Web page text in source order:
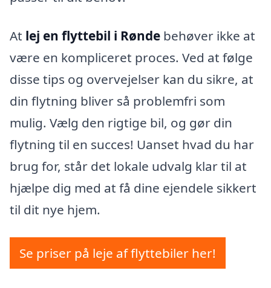
At lej en flyttebil i Rønde behøver ikke at
være en kompliceret proces. Ved at følge
disse tips og overvejelser kan du sikre, at
din flytning bliver så problemfri som
mulig. Vælg den rigtige bil, og gør din
flytning til en succes! Uanset hvad du har
brug for, står det lokale udvalg klar til at
hjælpe dig med at få dine ejendele sikkert
til dit nye hjem.
Se priser på leje af flyttebiler her!